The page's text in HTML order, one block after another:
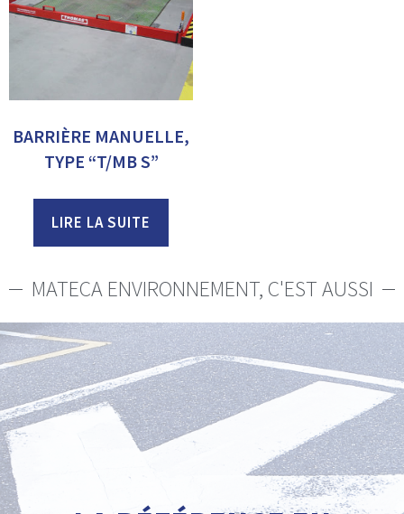
BARRIÈRE MANUELLE,
TYPE “T/MB S”
LIRE LA SUITE
MATECA ENVIRONNEMENT, C'EST AUSSI
Revêtement de sol : résine ou peinture
Voir nos propositions